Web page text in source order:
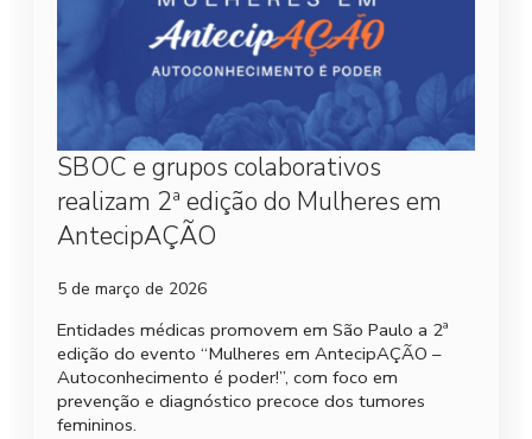
SBOC e grupos colaborativos
realizam 2ª edição do Mulheres em
AntecipAÇÃO
5 de março de 2026
Entidades médicas promovem em São Paulo a 2ª
edição do evento “Mulheres em AntecipAÇÃO –
Autoconhecimento é poder!”, com foco em
prevenção e diagnóstico precoce dos tumores
femininos.